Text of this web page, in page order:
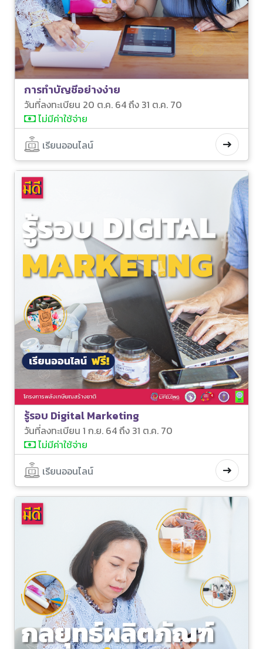
การทำบัญชีอย่างง่าย
วันที่ลงทะเบียน 20 ต.ค. 64 ถึง 31 ต.ค. 70
ไม่มีค่าใช้จ่าย
เรียนออนไลน์
รู้รอบ Digital Marketing
วันที่ลงทะเบียน 1 ก.ย. 64 ถึง 31 ต.ค. 70
ไม่มีค่าใช้จ่าย
เรียนออนไลน์